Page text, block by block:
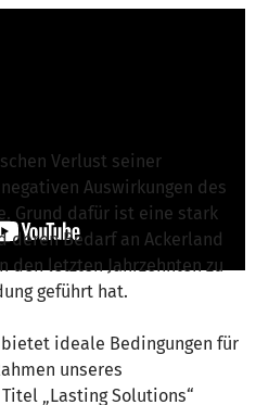
Verlust seiner
Auswirkungen des
Grund dafür ist eine stark
deren Bedarf an Ackerland
den letzten Jahrzehnten zu
geführt hat.
ideale Bedingungen für
unseres
„Lasting Solutions“